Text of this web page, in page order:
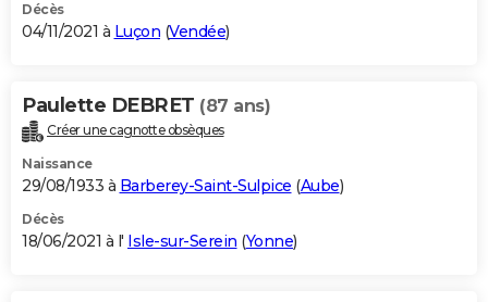
Décès
04/11/2021 à Luçon (Vendée)
Paulette DEBRET (87 ans)
Créer une cagnotte obsèques
Naissance
29/08/1933 à Barberey-Saint-Sulpice (Aube)
Décès
18/06/2021 à l' Isle-sur-Serein (Yonne)